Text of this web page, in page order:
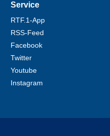
Service
RTF.1-App
RSS-Feed
Facebook
Twitter
Youtube
Instagram